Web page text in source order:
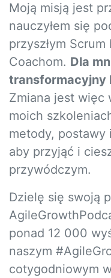
Moją misją jest
nauczyłem się
przyszłym
Coachom. Dla
transformacyjny
Zmiana jest więc
moich
metody, postawy
aby przyjąć i
przywódczym.
Dzielę się swoją
ponad 12 000
naszym
cotygodniowym